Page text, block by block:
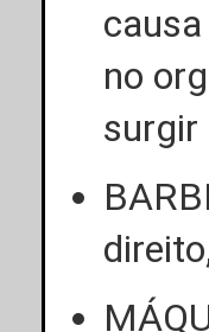
no
surgir